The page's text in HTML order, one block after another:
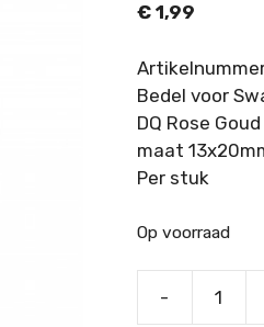
€1,99
Bedel voor
DQ Rose Goud
maat
Per stuk
Op voorraad
-